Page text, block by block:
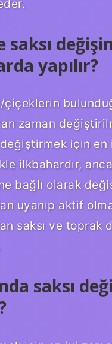
saksı
yapılır?
çiçeklerin
zaman
değiştirmek için en
ilkbahardır,
bağlı olarak
uyanıp aktif
saksı ve toprak
saksı